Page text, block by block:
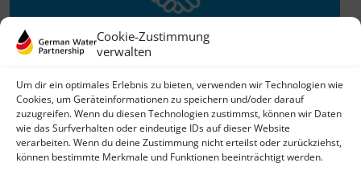
Cookie-Zustimmung
verwalten
Um dir ein optimales Erlebnis zu bieten, verwenden wir Technologien wie
Cookies, um Geräteinformationen zu speichern und/oder darauf
zuzugreifen. Wenn du diesen Technologien zustimmst, können wir Daten
wie das Surfverhalten oder eindeutige IDs auf dieser Website
verarbeiten. Wenn du deine Zustimmung nicht erteilst oder zurückziehst,
können bestimmte Merkmale und Funktionen beeinträchtigt werden.
Willkommen im Netzwerk
26.11.2025
GWP freut sich über Neuzuwachs: Die SKion Water GmbH
bereichert das Netzwerk als Technologie- und
Lösungsanbieter sowie Anlagenbauer im Bereich